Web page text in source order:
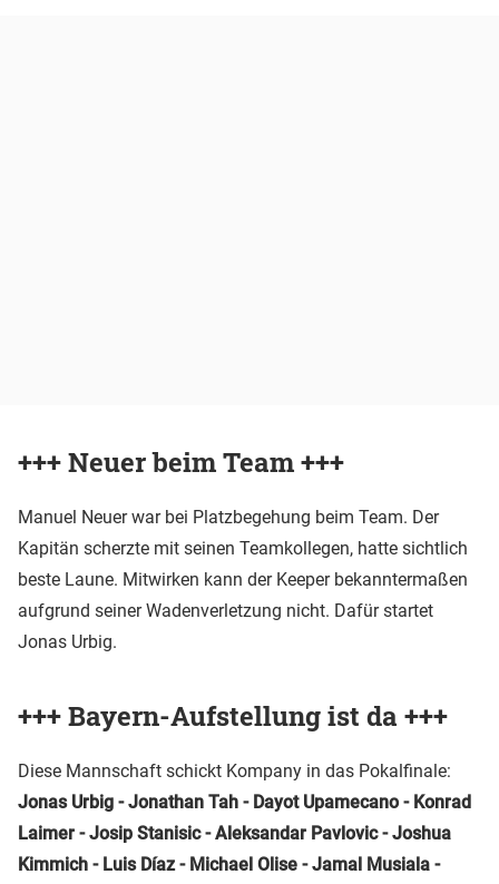
+++ Neuer beim Team +++
Manuel Neuer war bei Platzbegehung beim Team. Der
Kapitän scherzte mit seinen Teamkollegen, hatte sichtlich
beste Laune. Mitwirken kann der Keeper bekanntermaßen
aufgrund seiner Wadenverletzung nicht. Dafür startet
Jonas Urbig.
+++ Bayern-Aufstellung ist da +++
Diese Mannschaft schickt Kompany in das Pokalfinale:
Jonas Urbig - Jonathan Tah - Dayot Upamecano - Konrad
Laimer - Josip Stanisic - Aleksandar Pavlovic - Joshua
Kimmich - Luis Díaz - Michael Olise - Jamal Musiala -